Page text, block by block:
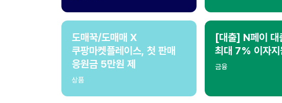
도매꾹/도매매 X
쿠팡마켓플레이스, 첫 판매
응원금 5만원 제
상품
[대출] N페이 대
최대 7% 이자지
금융